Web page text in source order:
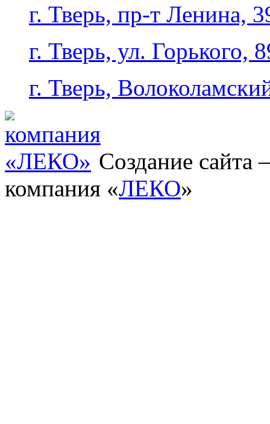
г. Тверь, пр-т Ленина,
г. Тверь, ул. Горького,
г. Тверь,
Создание сайта
компания «ЛЕКО»